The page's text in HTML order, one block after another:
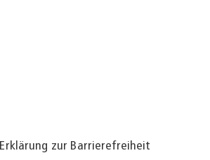
Erklärung zur Barrierefreiheit